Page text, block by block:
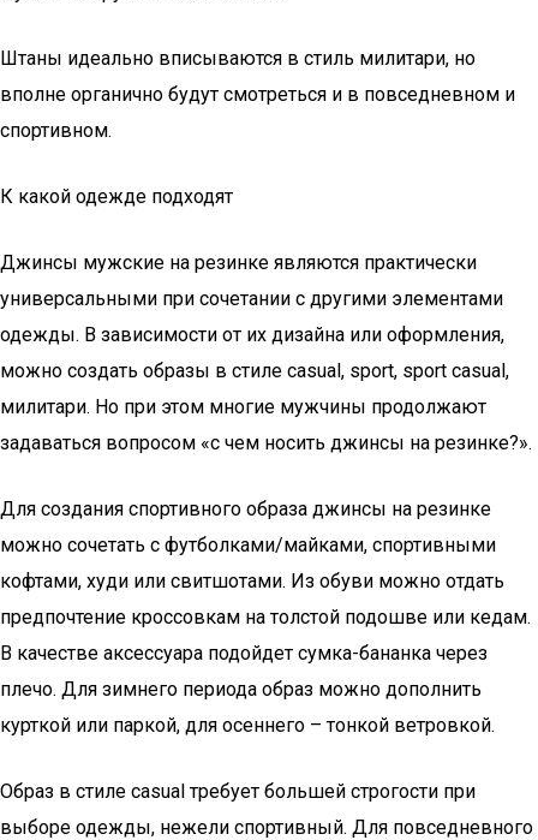
Штаны идеально вписываются в стиль милитари, но
вполне органично будут смотреться и в повседневном и
спортивном.
К какой одежде подходят
Джинсы мужские на резинке являются практически
универсальными при сочетании с другими элементами
одежды. В зависимости от их дизайна или оформления,
можно создать образы в стиле casual, sport, sport casual,
милитари. Но при этом многие мужчины продолжают
задаваться вопросом «с чем носить джинсы на резинке?».
Для создания спортивного образа джинсы на резинке
можно сочетать с футболками/майками, спортивными
кофтами, худи или свитшотами. Из обуви можно отдать
предпочтение кроссовкам на толстой подошве или кедам.
В качестве аксессуара подойдет сумка-бананка через
плечо. Для зимнего периода образ можно дополнить
курткой или паркой, для осеннего – тонкой ветровкой.
Образ в стиле casual требует большей строгости при
выборе одежды, нежели спортивный. Для повседневного